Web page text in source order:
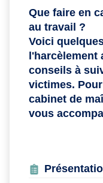
Que faire en
au travail ?
Voici
l'harcèlement
conseils à
victimes.
cabinet de
vous